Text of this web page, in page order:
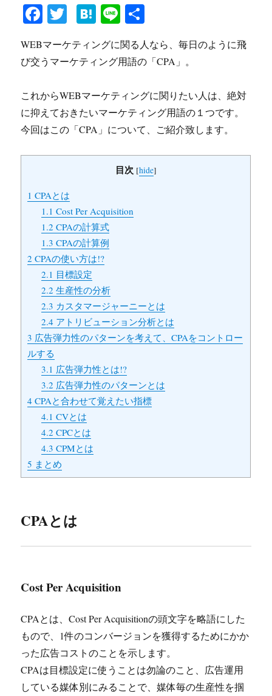
Fa
bo
ok
T
tte
r
H
at
en
a
Li
ne 有
WEBマーケティングに関る人なら、毎日のように飛
び交うマーケティング用語の「CPA」。
これからWEBマーケティングに関りたい人は、絶対
に抑えておきたいマーケティング用語の１つです。
今回はこの「CPA」について、ご紹介致します。
目次 [hide]
1 CPAとは
1.1 Cost Per Acquisition
1.2 CPAの計算式
1.3 CPAの計算例
2 CPAの使い方は!?
2.1 目標設定
2.2 生産性の分析
2.3 カスタマージャーニーとは
2.4 アトリビューション分析とは
3 広告弾力性のパターンを考えて、CPAをコントロー
ルする
3.1 広告弾力性とは!?
3.2 広告弾力性のパターンとは
4 CPAと合わせて覚えたい指標
4.1 CVとは
4.2 CPCとは
4.3 CPMとは
5 まとめ
CPAとは
Cost Per Acquisition
CPAとは、Cost Per Acquisitionの頭文字を略語にした
もので、1件のコンバージョンを獲得するためにかか
った広告コストのことを示します。
CPAは目標設定に使うことは勿論のこと、広告運用
している媒体別にみることで、媒体毎の生産性を掴